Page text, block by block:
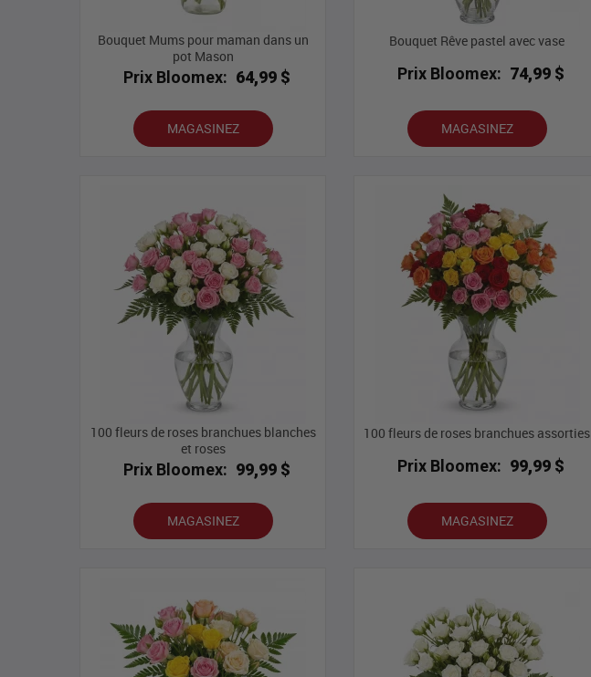
Bouquet Mums pour maman dans un
pot Mason
Prix Bloomex: 64,99 $
MAGASINEZ
Bouquet Rêve pastel avec vase
Prix Bloomex: 74,99 $
MAGASINEZ
100 fleurs de roses branchues blanches
et roses
Prix Bloomex: 99,99 $
MAGASINEZ
100 fleurs de roses branchues assorties
Prix Bloomex: 99,99 $
MAGASINEZ